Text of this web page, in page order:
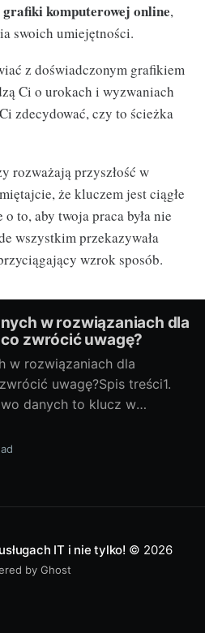
komputerowej online,
swoich umiejętności.
z doświadczonym grafikiem
Ci o urokach i wyzwaniach
zdecydować, czy to ścieżka
rozważają przyszłość w
że kluczem jest ciągłe
to, aby twoja praca była nie
wszystkim przekazywała
wzrok sposób.
w rozwiązaniach dla
zwrócić uwagę?
w rozwiązaniach dla
uwagę?Spis treści1.
danych to klucz w
trasy, telematyka,
generuje ogrom
listy przewozowe, dane
IT i nie tylko! © 2026
by Ghost